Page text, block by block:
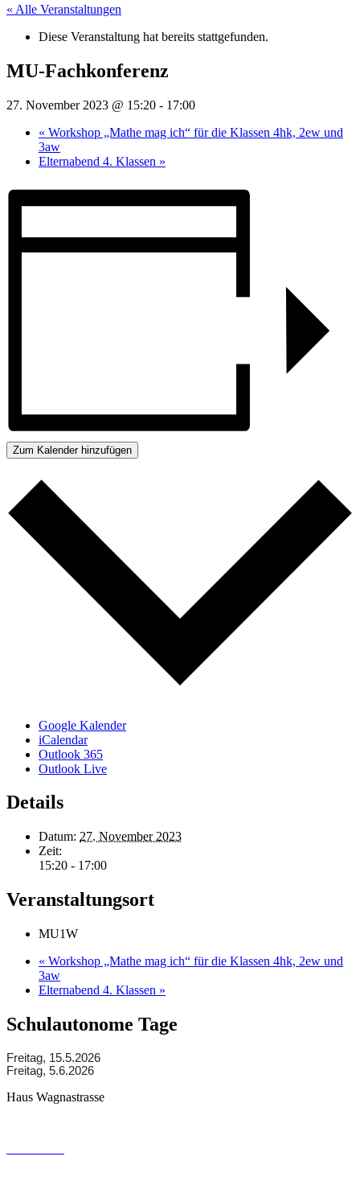
« Alle Veranstaltungen
Diese Veranstaltung hat bereits stattgefunden.
MU-Fachkonferenz
27. November 2023 @ 15:20 - 17:00
« Workshop „Mathe mag ich“ für die Klassen 4hk, 2ew und
3aw
Elternabend 4. Klassen »
Zum Kalender hinzufügen
Google Kalender
iCalendar
Outlook 365
Outlook Live
Details
Datum: 27. November 2023
Zeit:
15:20 - 17:00
Veranstaltungsort
MU1W
« Workshop „Mathe mag ich“ für die Klassen 4hk, 2ew und
3aw
Elternabend 4. Klassen »
Schulautonome Tage
Freitag, 15.5.2026
Freitag, 5.6.2026
Haus Wagnastrasse